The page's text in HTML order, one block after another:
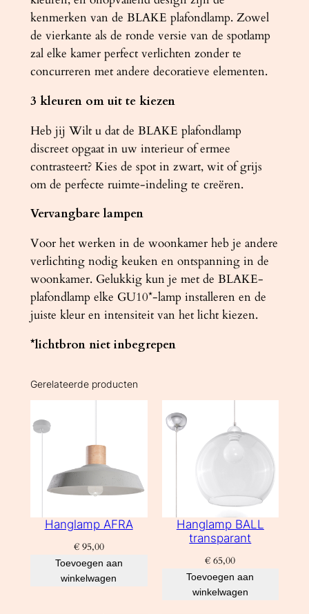
kenmerken van de BLAKE plafondlamp. Zowel
de vierkante als de ronde versie van de spotlamp
zal elke kamer perfect verlichten zonder te
concurreren met andere decoratieve elementen.
3 kleuren om uit te kiezen
Heb jij Wilt u dat de BLAKE plafondlamp
discreet opgaat in uw interieur of ermee
contrasteert? Kies de spot in zwart, wit of grijs
om de perfecte ruimte-indeling te creëren.
Vervangbare lampen
Voor het werken in de woonkamer heb je andere
verlichting nodig keuken en ontspanning in de
woonkamer. Gelukkig kun je met de BLAKE-
plafondlamp elke GU10*-lamp installeren en de
juiste kleur en intensiteit van het licht kiezen.
*lichtbron niet inbegrepen
Gerelateerde producten
Hanglamp AFRA
€95,00
Toevoegen aan
winkelwagen
Hanglamp BALL
transparant
€ 65,00
Toevoegen aan
winkelwagen